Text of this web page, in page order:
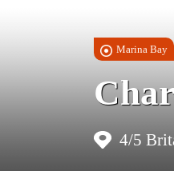
Marina Bay
4/5